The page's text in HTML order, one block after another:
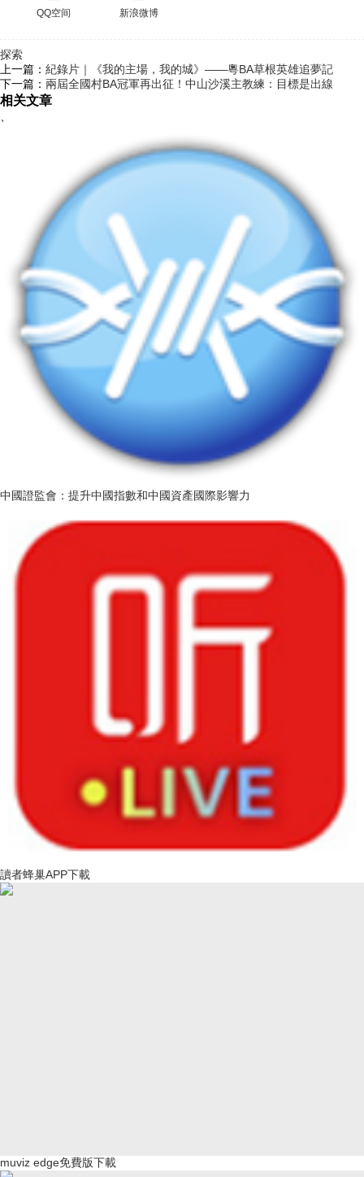
QQ空间 新浪微博
探索
上一篇： 紀錄片｜《我的主場，我的城》——粵BA草根英雄追夢記
下一篇： 兩屆全國村BA冠軍再出征！中山沙溪主教練：目標是出線
相关文章
、
中國證監會：提升中國指數和中國資產國際影響力
讀者蜂巢APP下載
muviz edge免費版下載